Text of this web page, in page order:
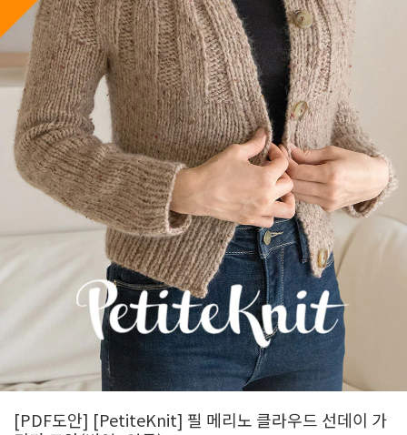
[PDF도안] [PetiteKnit] 필 메리노 클라우드 선데이 가